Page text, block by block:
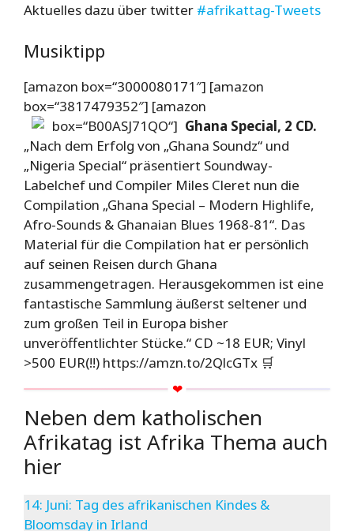
Aktuelles dazu über twitter #afrikattag-Tweets
Musiktipp
[amazon box=“3000080171″] [amazon
box=“3817479352″] [amazon
box=“B00ASJ71QO“] Ghana Special, 2 CD.
„Nach dem Erfolg von „Ghana Soundz“ und
„Nigeria Special“ präsentiert Soundway-
Labelchef und Compiler Miles Cleret nun die
Compilation „Ghana Special – Modern Highlife,
Afro-Sounds & Ghanaian Blues 1968-81“. Das
Material für die Compilation hat er persönlich
auf seinen Reisen durch Ghana
zusammengetragen. Herausgekommen ist eine
fantastische Sammlung äußerst seltener und
zum großen Teil in Europa bisher
unveröffentlichter Stücke.“ CD ~18 EUR; Vinyl
>500 EUR(!!) https://amzn.to/2QlcGTx 🛒
Neben dem katholischen
Afrikatag ist Afrika Thema auch
hier
14: Juni: Tag des afrikanischen Kindes &
Bloomsday in Irland